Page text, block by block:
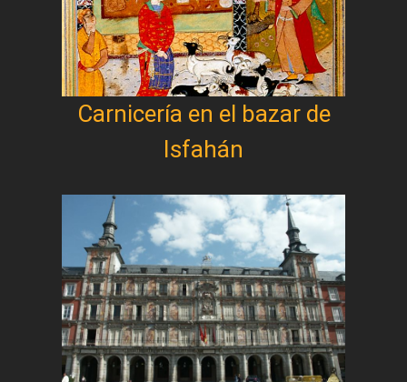
Carnicería en el bazar de
Isfahán